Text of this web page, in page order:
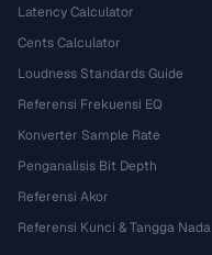
Latency Calculator
Cents Calculator
Loudness Standards Guide
Referensi Frekuensi EQ
Konverter Sample Rate
Penganalisis Bit Depth
Referensi Akor
Referensi Kunci & Tangga Nada